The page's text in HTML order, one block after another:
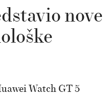
nove
Watch GT 5